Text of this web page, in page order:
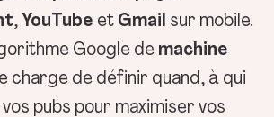
, YouTube et Gmail sur mobile.
Google de machine
charge de définir quand, à qui
pubs pour maximiser vos